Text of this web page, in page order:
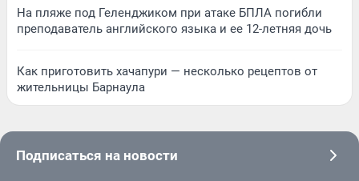
На пляже под Геленджиком при атаке БПЛА погибли
преподаватель английского языка и ее 12-летняя дочь
Как приготовить хачапури — несколько рецептов от
жительницы Барнаула
Подписаться на новости